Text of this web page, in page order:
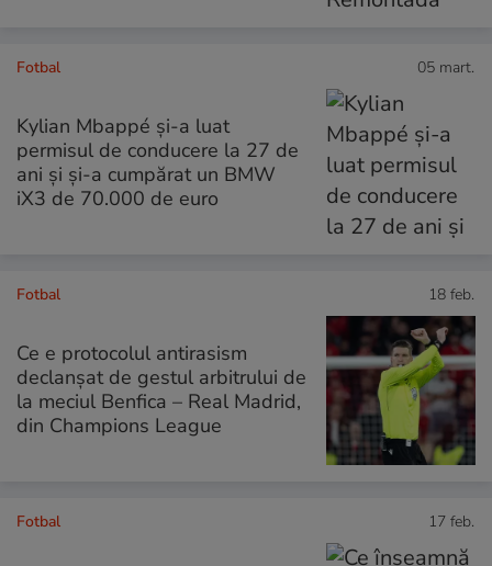
Fotbal 05 mart.
Kylian Mbappé și-a luat
permisul de conducere la 27 de
ani și și-a cumpărat un BMW
iX3 de 70.000 de euro
Fotbal 18 feb.
Ce e protocolul antirasism
declanșat de gestul arbitrului de
la meciul Benfica – Real Madrid,
din Champions League
Fotbal 17 feb.